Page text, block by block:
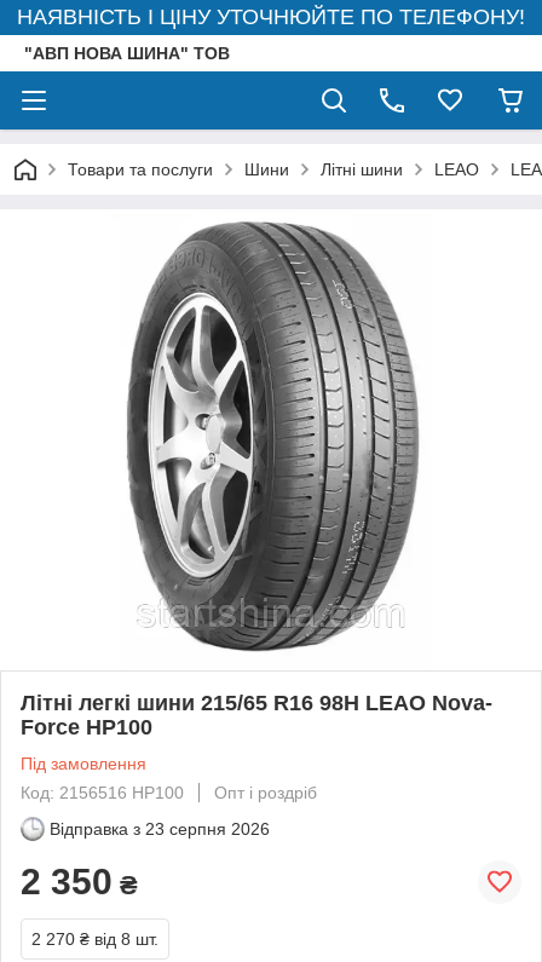
НАЯВНІСТЬ І ЦІНУ УТОЧНЮЙТЕ ПО ТЕЛЕФОНУ!
"АВП НОВА ШИНА" ТОВ
Товари та послуги Шини Літні шини LEAO
Літні легкі шини 215/65 R16 98H LEAO Nova-
Force HP100
Під замовлення
Код: 2156516 HP100
Опт і роздріб
Відправка з 23 серпня 2026
2 350 ₴
2 270 ₴ від 8 шт.